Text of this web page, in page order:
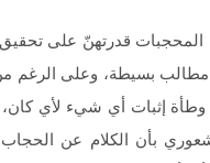
المحجبات قدرتهنّ على
بسيطة، وعلى الرغم
إثبات أي شيء لأي كان،
بأن الكلام عن